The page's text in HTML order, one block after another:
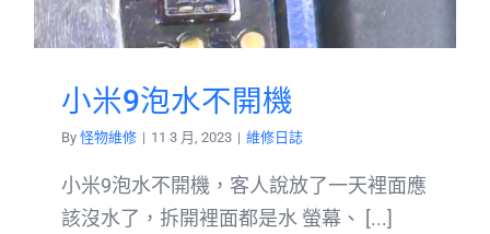
小米9泡水不開機
By 怪物維修 | 11 3 月, 2023 | 維修日誌
小米9泡水不開機，客人說放了一天裡面應
該沒水了，拆開裡面都是水 螢幕、 [...]